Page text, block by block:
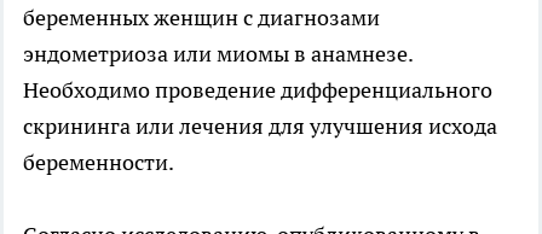
беременных женщин с диагнозами
эндометриоза или миомы в анамнезе.
Необходимо проведение дифференциального
скрининга илилечения для улучшения исхода
беременности.